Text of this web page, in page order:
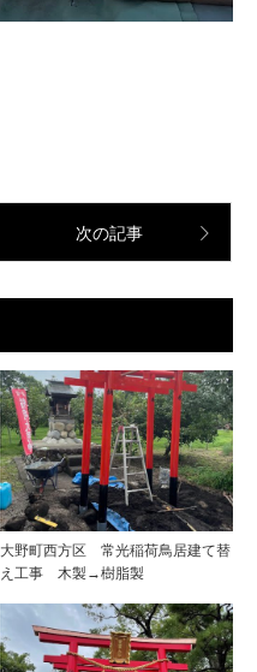
次の記事
大野町西方区 常光稲荷鳥居建て替
え工事 木製→樹脂製